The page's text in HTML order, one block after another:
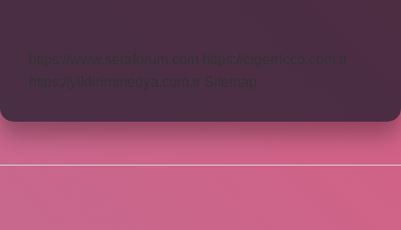
https://www.seraforum.com
https://cigerricco.com.tr
https://yildirimmedya.com.tr Sitemap